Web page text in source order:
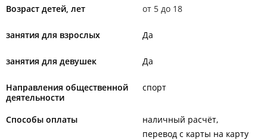
Возраст детей, лет от 5 до 18
занятия для взрослых Да
занятия для девушек Да
Направления общественной
деятельности
спорт
Способы оплаты
наличный расчёт
перевод с карты на карту